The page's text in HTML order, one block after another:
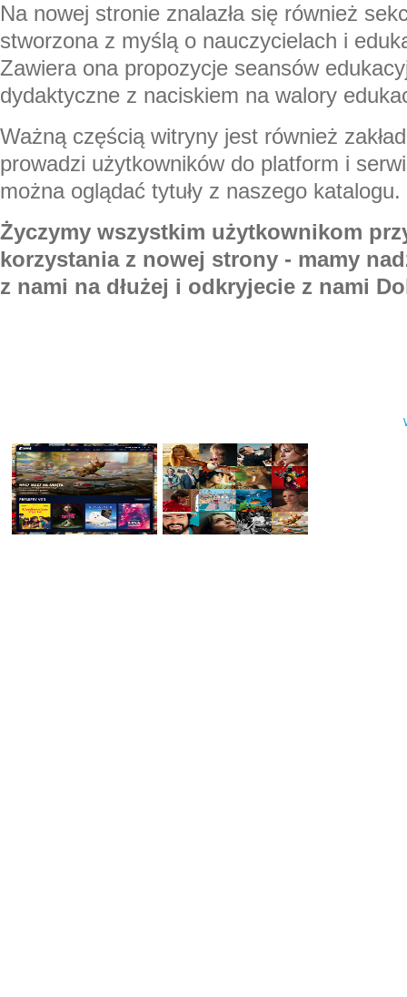
Na nowej stronie znalazła się również
stworzona z myślą o nauczycielach i
Zawiera ona propozycje seansów
dydaktyczne z naciskiem na walory
Ważną częścią witryny jest również
prowadzi użytkowników do platform i
można oglądać tytuły z naszego katalogu.
Życzymy wszystkim użytkownikom
korzystania z nowej strony - mamy
z nami na dłużej i odkryjecie z nami